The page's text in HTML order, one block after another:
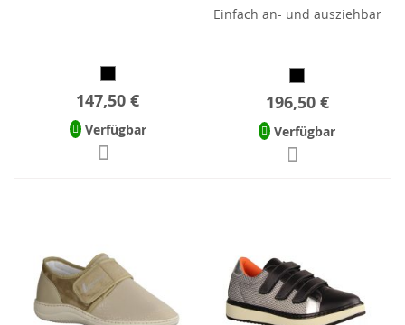
147,50 €
Verfügbar
Einfach an- und ausziehbar
196,50 €
Verfügbar